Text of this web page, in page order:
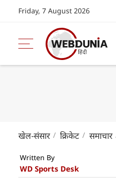
Friday, 7 August 2026
खेल-संसार क्रिकेट समाचार
Written By
WD Sports Desk